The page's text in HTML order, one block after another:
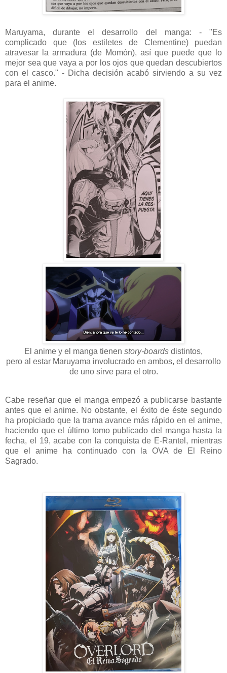
Maruyama, durante el desarrollo del manga: - "Es
complicado que (los estiletes de Clementine) puedan
atravesar la armadura (de Momón), así que puede que lo
mejor sea que vaya a por los ojos que quedan descubiertos
con el casco." - Dicha decisión acabó sirviendo a su vez
para el anime.
El anime y el manga tienen story-boards distintos,
pero al estar Maruyama involucrado en ambos, el desarrollo
de uno sirve para el otro.
Cabe reseñar que el manga empezó a publicarse bastante
antes que el anime. No obstante, el éxito de éste segundo
ha propiciado que la trama avance más rápido en el anime,
haciendo que el último tomo publicado del manga hasta la
fecha, el 19, acabe con la conquista de E-Rantel, mientras
que el anime ha continuado con la OVA de El Reino
Sagrado.